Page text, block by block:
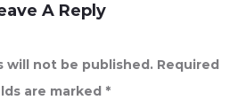
A Reply
will not be published. Required
are marked *